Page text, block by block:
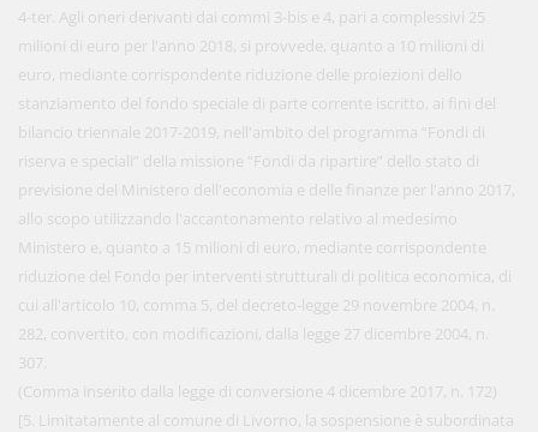
4-ter. Agli oneri derivanti dai commi 3-bis e 4, pari a complessivi 25
milioni di euro per l'anno 2018, si provvede, quanto a 10 milioni di
euro, mediante corrispondente riduzione delle proiezioni dello
stanziamento del fondo speciale di parte corrente iscritto, ai fini del
bilancio triennale 2017-2019, nell'ambito del programma “Fondi di
riserva e speciali” della missione “Fondi da ripartire” dello stato di
previsione del Ministero dell'economia e delle finanze per l'anno 2017,
allo scopo utilizzando l'accantonamento relativo al medesimo
Ministero e, quanto a 15 milioni di euro, mediante corrispondente
riduzione del Fondo per interventi strutturali di politica economica, di
cui all'articolo 10, comma 5, del decreto-legge 29 novembre 2004, n.
282, convertito, con modificazioni, dalla legge 27 dicembre 2004, n.
307.
(Comma inserito dalla legge di conversione 4 dicembre 2017, n. 172)
[5. Limitatamente al comune di Livorno, la sospensione è subordinata